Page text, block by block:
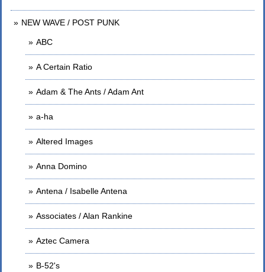
NEW WAVE / POST PUNK
ABC
A Certain Ratio
Adam & The Ants / Adam Ant
a-ha
Altered Images
Anna Domino
Antena / Isabelle Antena
Associates / Alan Rankine
Aztec Camera
B-52's